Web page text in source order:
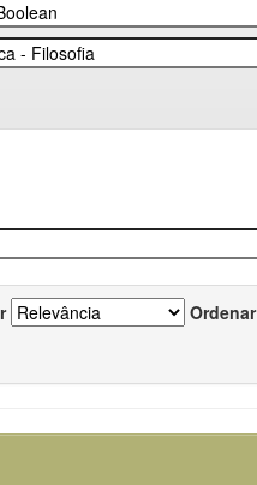
Ordenar